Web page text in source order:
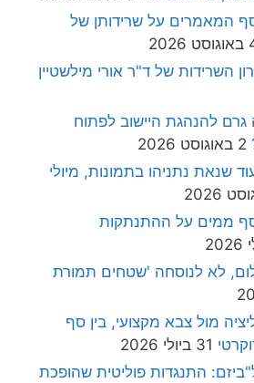
המאמרים על שרידותן של
2026
השרידות של ד"ר אורי מילשטיין
להנהגת היישוב לפתוח
2 באוגוסט 2026
שנאת נתניהו בתמונות, מיולי
ממים על ההתנתקות
לא לנוסחה 'שטחים תמורת
מול צבא מקצועי, בין סף
31 ביולי 2026
התנגדות פוליטית שהופכת